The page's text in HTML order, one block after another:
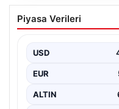
Nisan Ayı
ve
Kurulu’nun Nisan ayı
gerçekleştireceği…
Piyasa Verileri
USD
EUR
ALTIN